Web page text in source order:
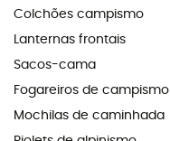
Colchões campismo
Lanternas frontais
Sacos-cama
Fogareiros de campismo
Mochilas de caminhada